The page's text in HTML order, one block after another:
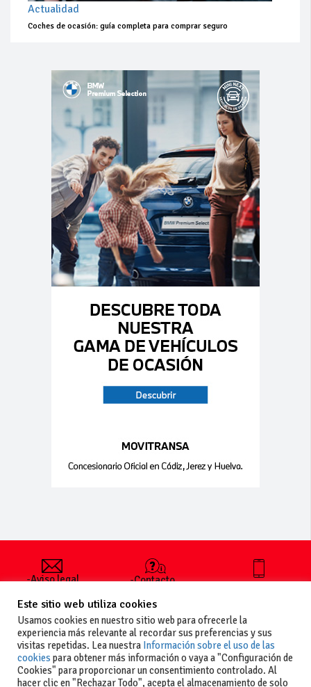
Actualidad
Coches de ocasión: guía completa para comprar seguro
-Aviso legal
generales
de uso
-Política de
privacidad
-Política de
cookies
-Contacto
publicar un
anuncio
-Vende+
+34 627 35
Este sitio web utiliza cookies
Usamos cookies en nuestro sitio web para ofrecerle la
experiencia más relevante al recordar sus preferencias y sus
visitas repetidas. Lea nuestra Información sobre el uso de las
cookies para obtener más información o vaya a "Configuración de
Cookies" para proporcionar un consentimiento controlado. Al
hacer clic en "Rechazar Todo", acepta el almacenamiento de solo